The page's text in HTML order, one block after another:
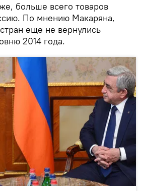
больше всего товаров
По мнению Макаряна,
еще не вернулись
2014 года.